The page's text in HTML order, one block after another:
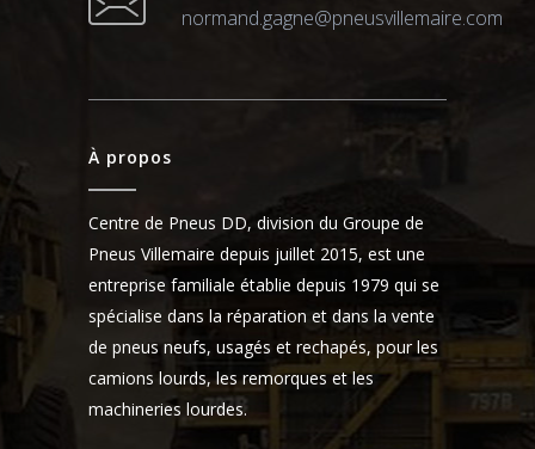
normand.gagne@pneusvillemaire.com
À propos
Centre de Pneus DD, division du Groupe de
Pneus Villemaire depuis juillet 2015, est une
entreprise familiale établie depuis 1979 qui se
spécialise dans la réparation et dans la vente
de pneus neufs, usagés et rechapés, pour les
camions lourds, les remorques et les
machineries lourdes.